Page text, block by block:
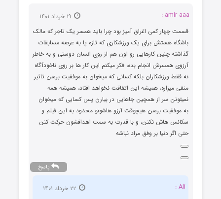
amir aaa :
قسمت چهار کمی اغراق آمیز بود چرا باید همسر یک تاجر که مالک
باشگاه هستش برای یک ورزشکاری که تازه پا به عرصه مسابقات
گذاشته چنین کارهایی رو اون هم از روی انسان دوستی و به خاطر
آرزوی همسرش انجام بده، فکر میکنم این کار ها بر روی ناخودآگاه
نه فقط ورزشکاران بلکه کسانی که میخوان به موفقیت برسن تاثیر
منفی میزاره، همیشه این اتفاقت نخواهد افتاد، همیشه همه
نمیتونن سر از همچین جاهایی در بیارن پس کسایی که میخوان
به موفقیت برسن هیچوقت آرزو هاشونو محدود به این فیلم و
سکانس هاش نکنن، و با قدرت به سمت اهدافشون حرکت کنن
حتی اگر دنیا بر وفق مراد نباشه
پاسخ
Ali :
۲۲ خرداد ۱۴۰۱